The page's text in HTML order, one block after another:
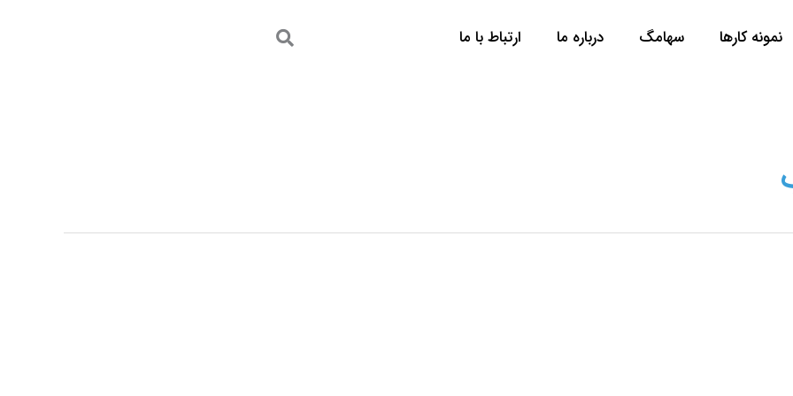
نمونه کارها سها‌مگ درباره ما ارتباط با ما